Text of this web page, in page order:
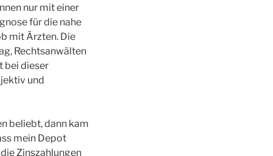
nur mit einer
für die nahe
mit Ärzten. Die
Rechtsanwälten
bei dieser
und
beliebt, dann kam
mein Depot
Zinszahlungen